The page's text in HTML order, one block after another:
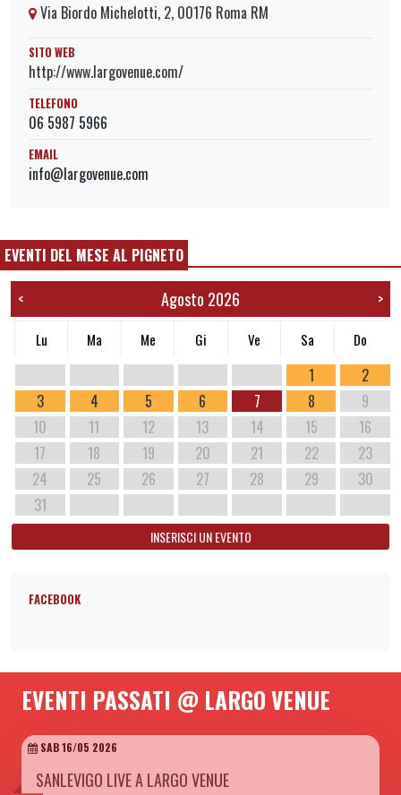
Via Biordo Michelotti, 2, 00176 Roma RM
SITO WEB
http://www.largovenue.com/
TELEFONO
06 5987 5966
EMAIL
info@largovenue.com
EVENTI DEL MESE AL PIGNETO
< Agosto 2026 >
Lu Ma Me Gi Ve Sa Do
1
2
3
4 5 6 7 8
9
10
11 12 13 14 15
16
17
18 19 20 21 22
23
24
25 26 27 28 29
30
31
INSERISCI UN EVENTO
FACEBOOK
EVENTI PASSATI @ LARGO VENUE
SAB 16/05 2026
SANLEVIGO LIVE A LARGO VENUE